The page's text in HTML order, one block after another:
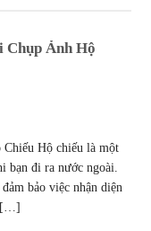
Chụp Ảnh Hộ
Hộ chiếu là một
bạn đi ra nước ngoài.
bảo việc nhận diện
[…]